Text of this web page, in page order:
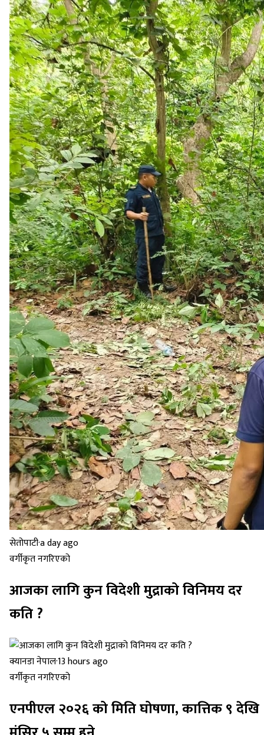
सेतोपाटी·a day ago
वर्गीकृत नगरिएको
आजका लागि कुन विदेशी मुद्राको विनिमय दर
कति ?
क्यानडा नेपाल·13 hours ago
वर्गीकृत नगरिएको
एनपीएल २०२६ को मिति घोषणा, कात्तिक ९ देखि